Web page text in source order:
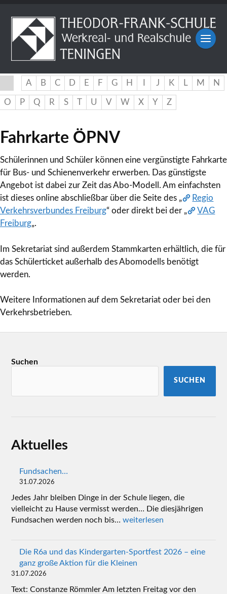
A B C D E F G H J K L M N
O P Q R S U V W X Y Z
Fahrkarte ÖPNV
Schülerinnen und Schüler können eine vergünstigte Fahrkarte
für Bus- und Schienenverkehr erwerben. Das günstigste
Angebot ist dabei zur Zeit das Abo-Modell. Am einfachsten
ist dieses online abschließbar über die Seite des „
Regio
Verkehrsverbundes Freiburg“ oder direkt bei der „
VAG
Freiburg„.
Im Sekretariat sind außerdem Stammkarten erhältlich, die für
das Schülerticket außerhalb des Abomodells benötigt
werden.
Weitere Informationen auf dem Sekretariat oder bei den
Verkehrsbetrieben.
Suchen
SUCHEN
Aktuelles
Fundsachen…
31.07.2026
Jedes Jahr bleiben Dinge in der Schule liegen, die
vielleicht zu Hause vermisst werden… Die diesjährigen
Fundsachen werden noch bis…weiterlesen
Die R6a und das Kindergarten-Sportfest 2026 – eine
ganz große Aktion für die Kleinen
31.07.2026
Text: Constanze Römmler Am letzten Freitag vor den